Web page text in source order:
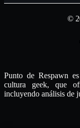
©
Punto de Respawn
cultura geek, que
incluyendo análisis de